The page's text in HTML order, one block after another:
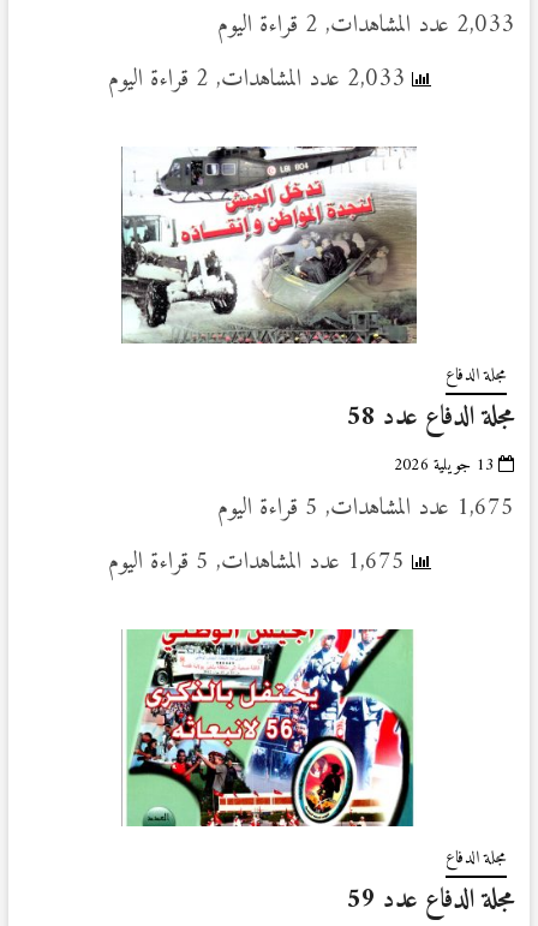
2,033 عدد المشاهدات, 2 قراءة اليوم
مجلة الدفاع
مجلة الدفاع عدد 58
13 جويلية 2026
1,675 عدد المشاهدات, 5 قراءة اليوم
مجلة الدفاع
مجلة الدفاع عدد 59